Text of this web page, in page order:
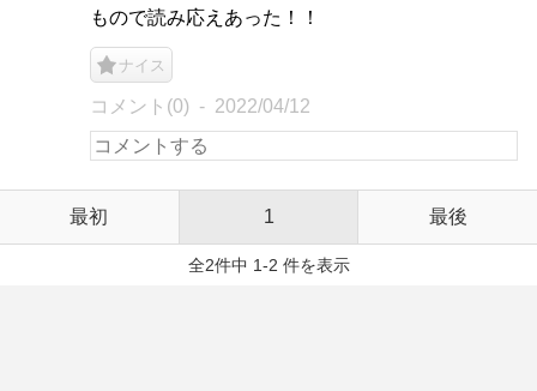
もので読み応えあった！！
ナイス
コメント(0) 2022/04/12
最初 1 最後
全2件中 1-2 件を表示